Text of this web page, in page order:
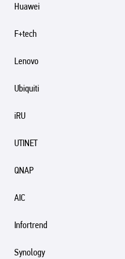
Huawei
F+tech
Lenovo
Ubiquiti
iRU
UTINET
QNAP
AIC
Infortrend
Synology